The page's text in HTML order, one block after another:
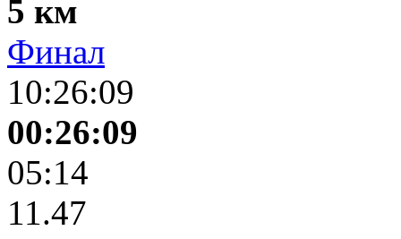
5 км
Финал
10:26:09
00:26:09
05:14
11.47